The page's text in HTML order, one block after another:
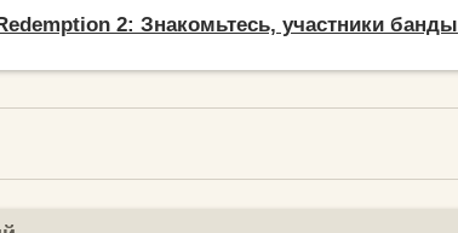
2: Знакомьтесь, участники банды